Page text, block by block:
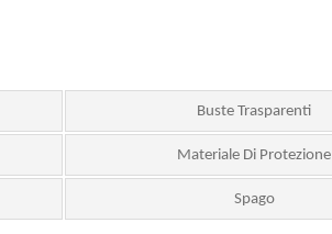
Buste Trasparenti
Materiale Di Protezione
Spago